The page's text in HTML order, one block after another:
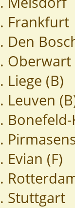
Frankfurt
Den
Oberwart
Liege (B)
Leuven
Evian (F)
Stuttgart